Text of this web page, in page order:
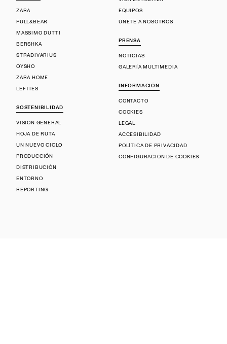
ZARA
PULL&BEAR
MASSIMO DUTTI
BERSHKA
STRADIVARIUS
OYSHO
ZARA HOME
LEFTIES
SOSTENIBILIDAD
VISIÓN GENERAL
HOJA DE RUTA
UN NUEVO CICLO
PRODUCCIÓN
DISTRIBUCIÓN
ENTORNO
REPORTING
EQUIPOS
ÚNETE A NOSOTROS
PRENSA
NOTICIAS
GALERÍA MULTIMEDIA
INFORMACIÓN
CONTACTO
COOKIES
LEGAL
ACCESIBILIDAD
POLÍTICA DE PRIVACIDAD
CONFIGURACIÓN DE COOKIES